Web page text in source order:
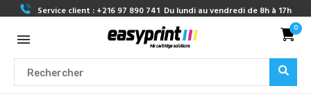
Service client : +216 97 890 741 Du lundi au vendredi de 8h à 17h
0